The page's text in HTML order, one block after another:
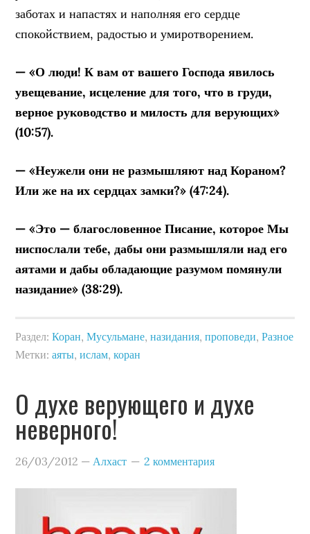
заботах и напастях и наполняя его сердце
спокойствием, радостью и умиротворением.
— «О люди! К вам от вашего Господа явилось
увещевание, исцеление для того, что в груди,
верное руководство и милость для верующих»
(10:57).
— «Неужели они не размышляют над Кораном?
Или же на их сердцах замки?» (47:24).
— «Это — благословенное Писание, которое Мы
ниспослали тебе, дабы они размышляли над его
аятами и дабы обладающие разумом помянули
назидание» (38:29).
Раздел:Коран,Мусульмане,назидания,проповеди,Разное
Метки:аяты,ислам,коран
О духе верующего и духе
неверного!
26/03/2012 — Алхаст 2 комментария